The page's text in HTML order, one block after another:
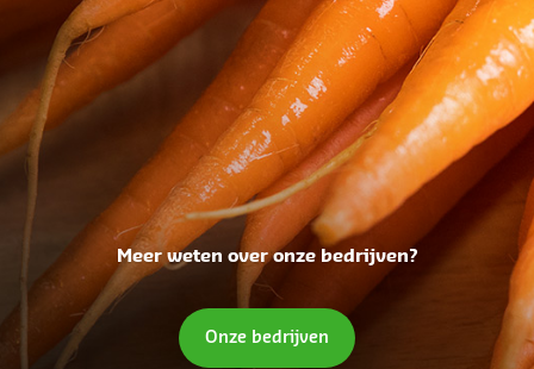
Meer weten over onze bedrijven?
Onze bedrijven